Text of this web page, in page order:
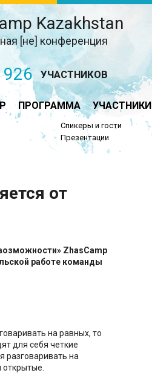
Kazakhstan
[не] конференция
926 УЧАСТНИКОВ
ПРОГРАММА УЧАСТНИКИ
Спикеры и гости
Презентации
от
ZhasCamp
работе команды
на равных, то
для себя четкие
разговаривать на